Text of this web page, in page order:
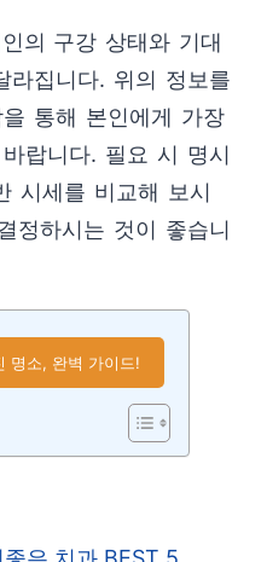
의 구강 상태와 기대
라집니다. 위의 정보를
통해 본인에게 가장
랍니다. 필요 시 명시
시세를 비교해 보시
정하시는 것이 좋습니
명소, 완벽 가이드!